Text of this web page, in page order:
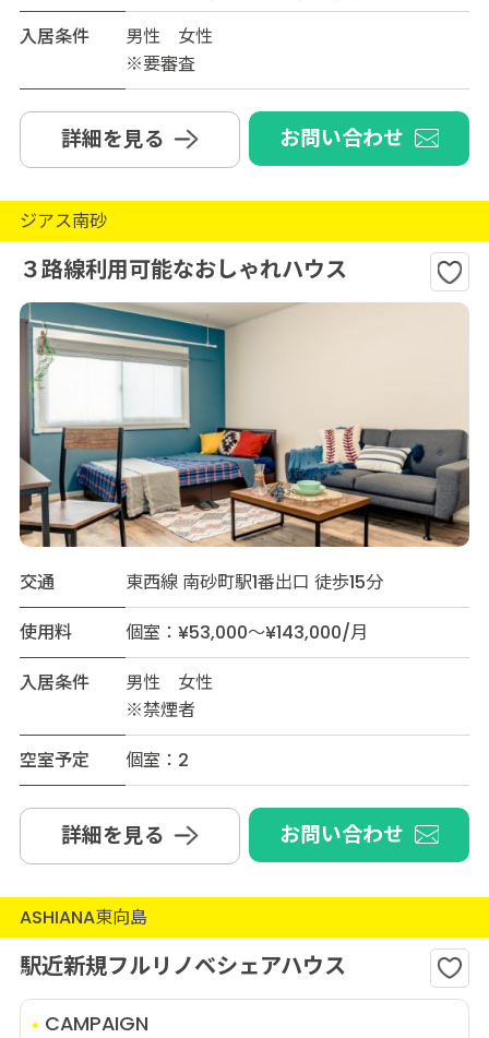
入居条件
男性 女性
※要審査
詳細を見る お問い合わせ
ジアス南砂
３路線利用可能なおしゃれハウス
交通
東西線 南砂町駅1番出口 徒歩15分
使用料
個室：¥53,000～¥143,000/月
入居条件
男性 女性
※禁煙者
空室予定
個室：2
詳細を見る お問い合わせ
ASHIANA東向島
駅近新規フルリノベシェアハウス
CAMPAIGN